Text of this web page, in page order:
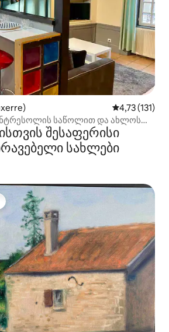
საშუალო
4,73 (131)
საწოლით და ახლოს
შესაფერისი
სახლები